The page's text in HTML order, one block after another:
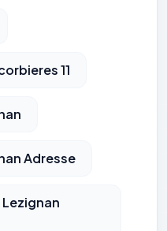
11
Adresse